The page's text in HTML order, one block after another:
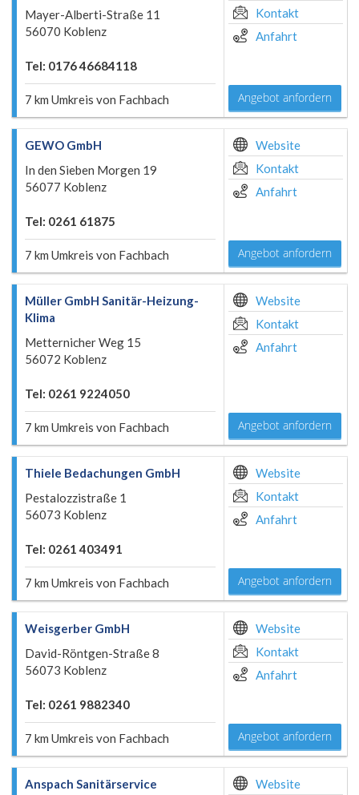
Mayer-Alberti-Straße 11
56070 Koblenz
Tel: 0176 46684118
7 km Umkreis von Fachbach
Kontakt
Anfahrt
Angebot anfordern
GEWO GmbH
In den Sieben Morgen 19
56077 Koblenz
Tel: 0261 61875
7 km Umkreis von Fachbach
Website
Kontakt
Anfahrt
Angebot anfordern
Müller GmbH Sanitär-Heizung-
Klima
Metternicher Weg 15
56072 Koblenz
Tel: 0261 9224050
7 km Umkreis von Fachbach
Website
Kontakt
Anfahrt
Angebot anfordern
Thiele Bedachungen GmbH
Pestalozzistraße 1
56073 Koblenz
Tel: 0261 403491
7 km Umkreis von Fachbach
Website
Kontakt
Anfahrt
Angebot anfordern
Weisgerber GmbH
David-Röntgen-Straße 8
56073 Koblenz
Tel: 0261 9882340
7 km Umkreis von Fachbach
Website
Kontakt
Anfahrt
Angebot anfordern
Anspach Sanitärservice Website